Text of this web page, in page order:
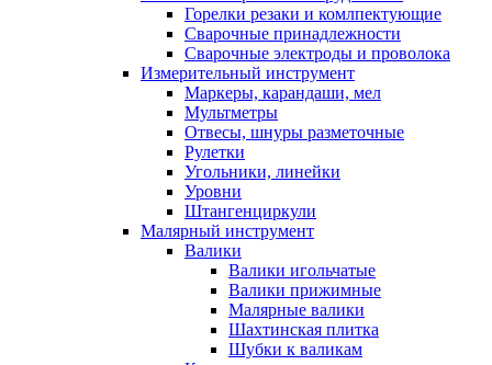
Горелки резаки и комлпектующие
Сварочные принадлежности
Сварочные электроды и проволока
Измерительный инструмент
Маркеры, карандаши, мел
Мультметры
Отвесы, шнуры разметочные
Рулетки
Угольники, линейки
Уровни
Штангенциркули
Малярный инструмент
Валики
Валики игольчатые
Валики прижимные
Малярные валики
Шахтинская плитка
Шубки к валикам